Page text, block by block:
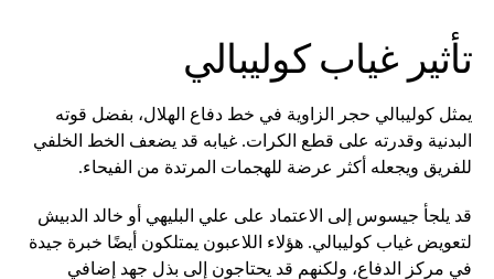
تأثير غياب كوليبالي
يمثل كوليبالي حجر الزاوية في خط دفاع الهلال، بفضل قوته
البدنية وقدرته على قطع الكرات. غيابه قد يضعف الخط الخلفي
للفريق ويجعله أكثر عرضة للهجمات المرتدة من الفيحاء.
قد يلجأ جيسوس إلى الاعتماد على علي البليهي أو خالد الدبيش
لتعويض غياب كوليبالي. هؤلاء اللاعبون يمتلكون أيضًا خبرة جيدة
في مركز الدفاع، ولكنهم قد يحتاجون إلى بذل جهد إضافي